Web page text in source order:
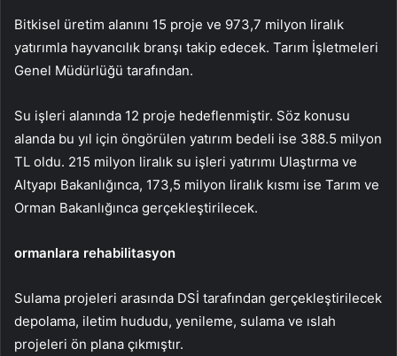
Bitkisel üretim alanını 15 proje ve 973,7 milyon liralık
yatırımla hayvancılık branşı takip edecek. Tarım İşletmeleri
Genel Müdürlüğü tarafından.
Su işleri alanında 12 proje hedeflenmiştir. Söz konusu
alanda bu yıl için öngörülen yatırım bedeli ise 388.5 milyon
TL oldu. 215 milyon liralık su işleri yatırımı Ulaştırma ve
Altyapı Bakanlığınca, 173,5 milyon liralık kısmı ise Tarım ve
Orman Bakanlığınca gerçekleştirilecek.
ormanlara rehabilitasyon
Sulama projeleri arasında DSİ tarafından gerçekleştirilecek
depolama, iletim hududu, yenileme, sulama ve ıslah
projeleri ön plana çıkmıştır.